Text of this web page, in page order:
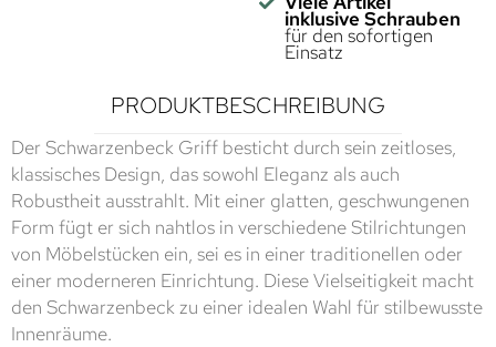
inklusive Schrauben
für den sofortigen
Einsatz
PRODUKTBESCHREIBUNG
Der Schwarzenbeck Griff besticht durch sein zeitloses,
klassisches Design, das sowohl Eleganz als auch
Robustheit ausstrahlt. Mit einer glatten, geschwungenen
Form fügt er sich nahtlos in verschiedene Stilrichtungen
von Möbelstücken ein, sei es in einer traditionellen oder
einer moderneren Einrichtung. Diese Vielseitigkeit macht
den Schwarzenbeck zu einer idealen Wahl für stilbewusste
Innenräume.